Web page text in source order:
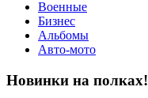
Военные
Бизнес
Альбомы
Авто-мото
Новинки на полках!